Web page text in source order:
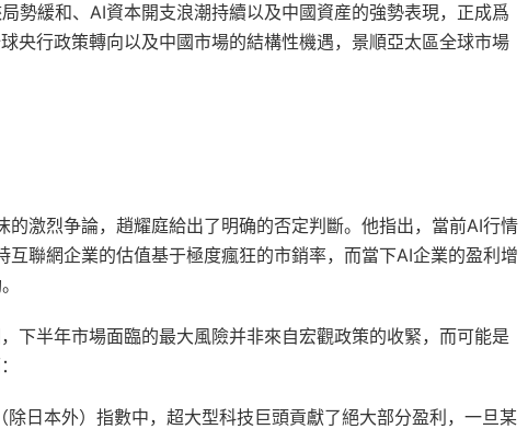
勢緩和、AI資本開支浪潮持續以及中國資産的強勢表現，正成爲
央行政策轉向以及中國市場的結構性機遇，景順亞太區全球市場
激烈争論，趙耀庭給出了明确的否定判斷。他指出，當前AI行情
聯網企業的估值基于極度瘋狂的市銷率，而當下AI企業的盈利增
下半年市場面臨的最大風險并非來自宏觀政策的收緊，而可能是
日本外）指數中，超大型科技巨頭貢獻了絕大部分盈利，一旦某